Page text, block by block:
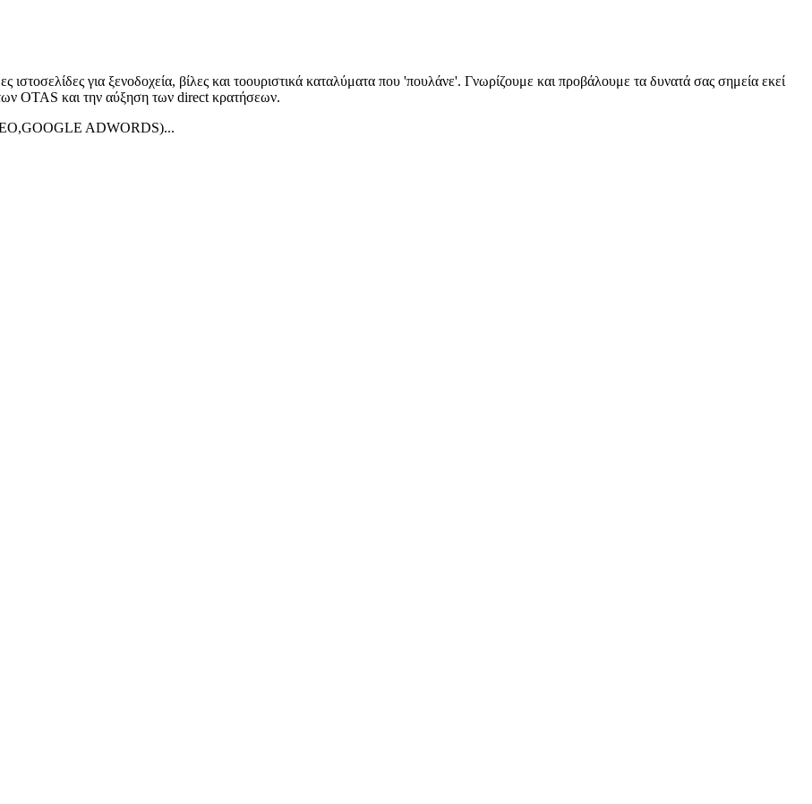
για ξενοδοχεία, βίλες και τοουριστικά καταλύματα που 'πουλάνε'. Γνωρίζουμε και προβάλουμε τα δυνατά σας σημεία εκεί
OTAS και την αύξηση των direct κρατήσεων.
ADWORDS)...